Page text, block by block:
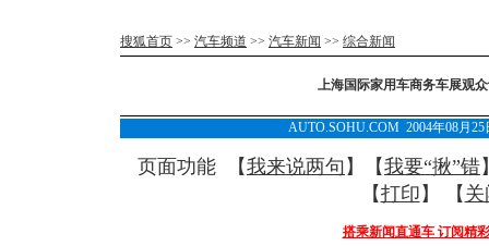
搜狐首页 >> 汽车频道 >> 汽车新闻 >> 综合新闻
上海国际家用车商务车展观
AUTO.SOHU.COM 2004年08月
页面功能 【我来说两句 】【我要“揪”错
【打印 】 【 关
搭乘新闻直通车 订阅精